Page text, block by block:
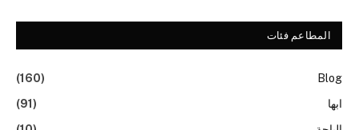
المطاعم فئات
Blog
(160)
ابها
(91)